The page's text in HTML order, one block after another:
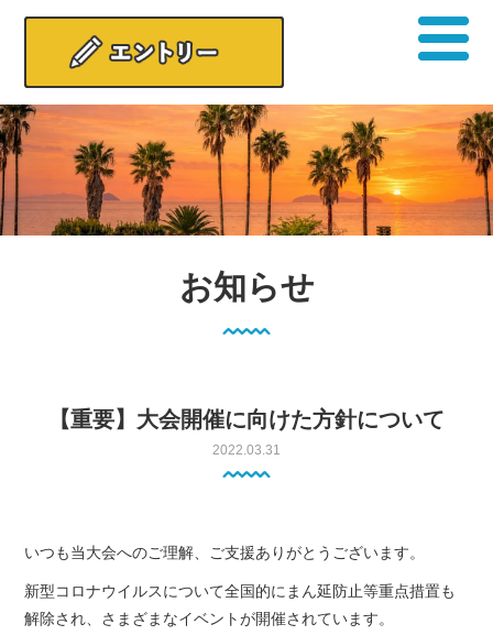
お知らせ
【重要】大会開催に向けた方針について
2022.03.31
いつも当大会へのご理解、ご支援ありがとうございます。
新型コロナウイルスについて全国的にまん延防止等重点措置も
解除され、さまざまなイベントが開催されています。